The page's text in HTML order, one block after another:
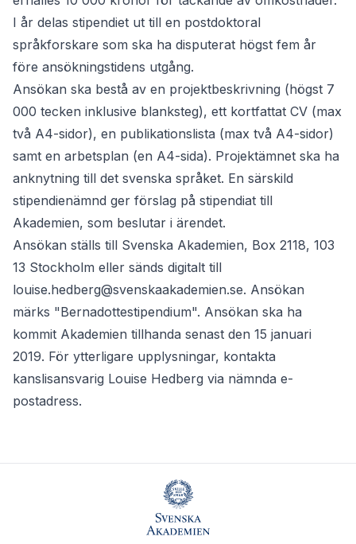
I år delas stipendiet ut till en postdoktoral
språkforskare som ska ha disputerat högst fem år
före ansökningstidens utgång.
Ansökan ska bestå av en projektbeskrivning (högst 7
000 tecken inklusive blanksteg), ett kortfattat CV (max
två A4-sidor), en publikationslista (max två A4-sidor)
samt en arbetsplan (en A4-sida). Projektämnet ska ha
anknytning till det svenska språket. En särskild
stipendienämnd ger förslag på stipendiat till
Akademien, som beslutar i ärendet.
Ansökan ställs till Svenska Akademien, Box 2118, 103
13 Stockholm eller sänds digitalt till
louise.hedberg@svenskaakademien.se. Ansökan
märks "Bernadottestipendium". Ansökan ska ha
kommit Akademien tillhanda senast den 15 januari
2019. För ytterligare upplysningar, kontakta
kanslisansvarig Louise Hedberg via nämnda e-
postadress.